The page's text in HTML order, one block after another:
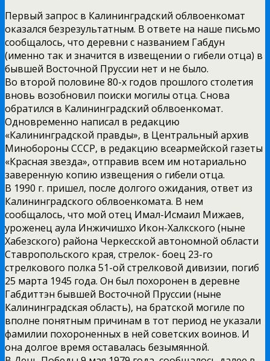
Первый запрос в Калининградский облвоенкомат
оказался безрезультатным. В ответе на наше письмо
сообщалось, что деревни с названием Габдун
(именно так и значится в извещении о гибели отца) в
бывшей Восточной Пруссии нет и не было.
Во второй половине 80-х годов прошлого столетия
вновь возобновил поиски могилы отца. Снова
обратился в Калининградский облвоенкомат.
Одновременно написал в редакцию
«Калининградской правды», в Центральный архив
Минобороны СССР, в редакцию всеармейской газеты
«Красная звезда», отправив всем им нотариально
заверенную копию извещения о гибели отца.
В 1990 г. пришел, после долгого ожидания, ответ из
Калининградского облвоенкомата. В нем
сообщалось, что мой отец Имал-Исмаил Мижаев,
уроженец аула Инжичишхо Икон-Халкского (ныне
Хабезского) района Черкесской автономной области
Ставропольского края, стрелок- боец 23-го
стрелкового полка 51-ой стрелковой дивизии, погиб
25 марта 1945 года. Он был похоронен в деревне
Габдиттэн бывшей Восточной Пруссии (ныне
Калининградская область), на братской могиле по
вполне понятным причинам в тот период не указали
фамилии похороненных в ней советских воинов. И
она долгое время оставалась безымянной.